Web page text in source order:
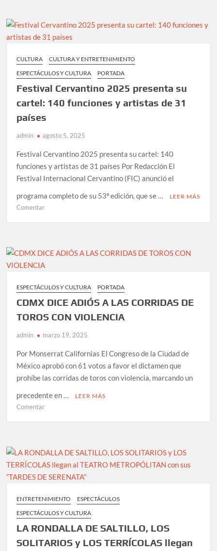
Cabaret
su
edición
en
la
de
México
más
de
espectáculos
CULTURA
CULTURA Y ENTRETENIMIENTO
ESPECTÁCULOS Y CULTURA
PORTADA
Festival Cervantino 2025 presenta su
cartel: 140 funciones y artistas de 31
países
admin agosto 5, 2025
Festival Cervantino 2025 presenta su cartel: 140
funciones y artistas de 31 países Por Redacción El
Festival Internacional Cervantino (FIC) anunció el
programa completo de su 53ª edición, que se …
LEER MÁS
Comentaren
presenta
cartel:
funciones
artistas
31
ESPECTÁCULOS Y CULTURA PORTADA
CDMX DICE ADIÓS A LAS CORRIDAS DE
TOROS CON VIOLENCIA
admin marzo 19, 2025
Por Monserrat Californias El Congreso de la Ciudad de
México aprobó con 61 votos a favor el dictamen que
prohíbe las corridas de toros con violencia, marcando un
precedente en …
LEER MÁS
Comentaren
A
CORRIDAS
DE
CON
VIOLENCIA
ENTRETENIMIENTO
ESPECTÁCULOS
ESPECTÁCULOS Y CULTURA
LA RONDALLA DE SALTILLO, LOS
SOLITARIOS y LOS TERRÍCOLAS llegan